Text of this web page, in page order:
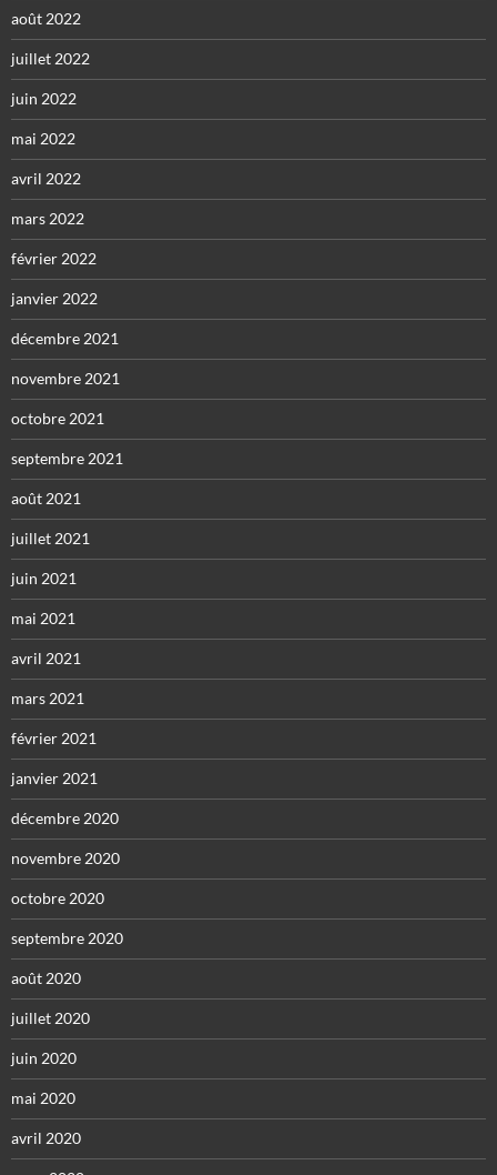
août 2022
juillet 2022
juin 2022
mai 2022
avril 2022
mars 2022
février 2022
janvier 2022
décembre 2021
novembre 2021
octobre 2021
septembre 2021
août 2021
juillet 2021
juin 2021
mai 2021
avril 2021
mars 2021
février 2021
janvier 2021
décembre 2020
novembre 2020
octobre 2020
septembre 2020
août 2020
juillet 2020
juin 2020
mai 2020
avril 2020